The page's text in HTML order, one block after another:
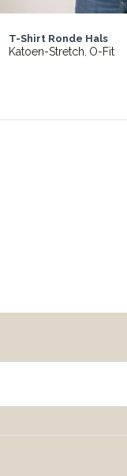
BASIC
T-Shirt Ronde Hals
Katoen-Stretch, O-Fit